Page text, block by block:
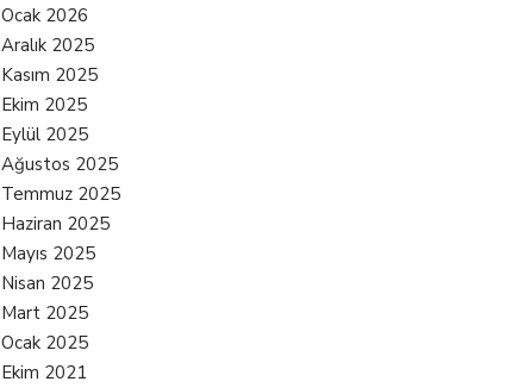
Ocak 2026
Aralık 2025
Kasım 2025
Ekim 2025
Eylül 2025
Ağustos 2025
Temmuz 2025
Haziran 2025
Mayıs 2025
Nisan 2025
Mart 2025
Ocak 2025
Ekim 2021